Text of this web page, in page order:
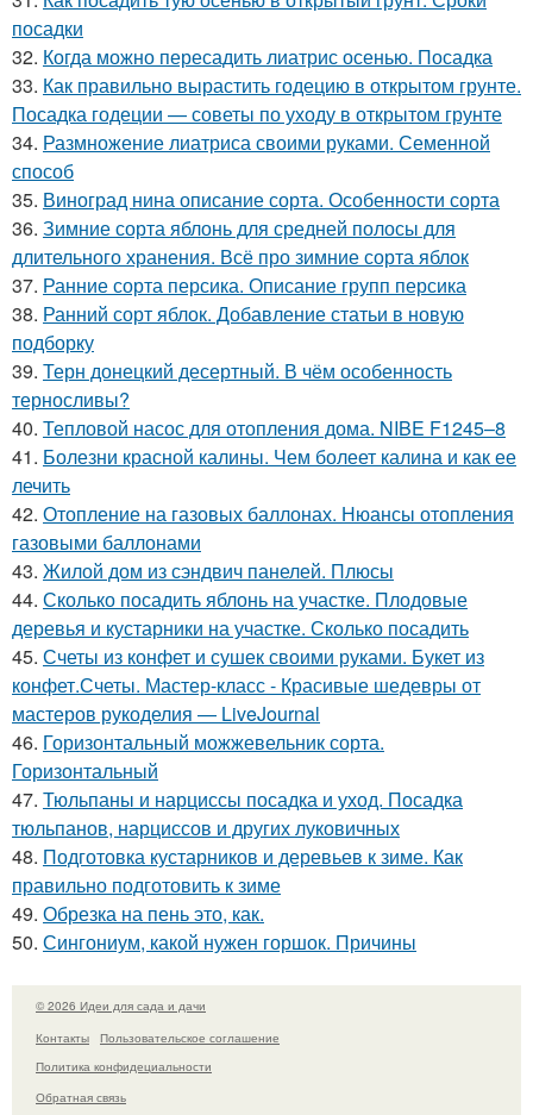
посадки
32. Когда можно пересадить лиатрис осенью. Посадка
33. Как правильно вырастить годецию в открытом грунте.
Посадка годеции — советы по уходу в открытом грунте
34. Размножение лиатриса своими руками. Семенной
способ
35. Виноград нина описание сорта. Особенности сорта
36. Зимние сорта яблонь для средней полосы для
длительного хранения. Всё про зимние сорта яблок
37. Ранние сорта персика. Описание групп персика
38. Ранний сорт яблок. Добавление статьи в новую
подборку
39. Терн донецкий десертный. В чём особенность
терносливы?
40. Тепловой насос для отопления дома. NIBE F1245–8
41. Болезни красной калины. Чем болеет калина и как ее
лечить
42. Отопление на газовых баллонах. Нюансы отопления
газовыми баллонами
43. Жилой дом из сэндвич панелей. Плюсы
44. Сколько посадить яблонь на участке. Плодовые
деревья и кустарники на участке. Сколько посадить
45. Счеты из конфет и сушек своими руками. Букет из
конфет.Счеты. Мастер-класс - Красивые шедевры от
мастеров рукоделия — LiveJournal
46. Горизонтальный можжевельник сорта.
Горизонтальный
47. Тюльпаны и нарциссы посадка и уход. Посадка
тюльпанов, нарциссов и других луковичных
48. Подготовка кустарников и деревьев к зиме. Как
правильно подготовить к зиме
49. Обрезка на пень это, как.
50. Сингониум, какой нужен горшок. Причины
© 2026 Идеи для сада и дачи
Контакты
Пользовательское соглашение
Политика конфидециальности
Обратная связь